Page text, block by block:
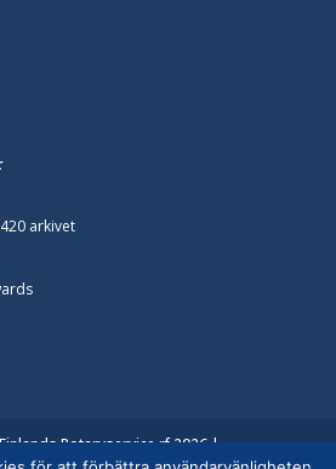
arkivet
Rotaryservice rf 2026 |